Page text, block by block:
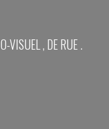
VISUEL , DE RUE .